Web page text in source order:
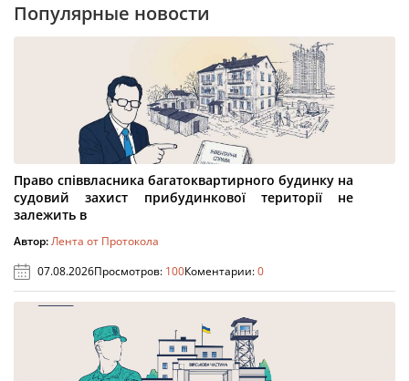
Популярные новости
Право співвласника багатоквартирного будинку на
судовий захист прибудинкової території не
залежить в
Автор:Лента от Протокола
07.08.2026Просмотров: 100Коментарии:0